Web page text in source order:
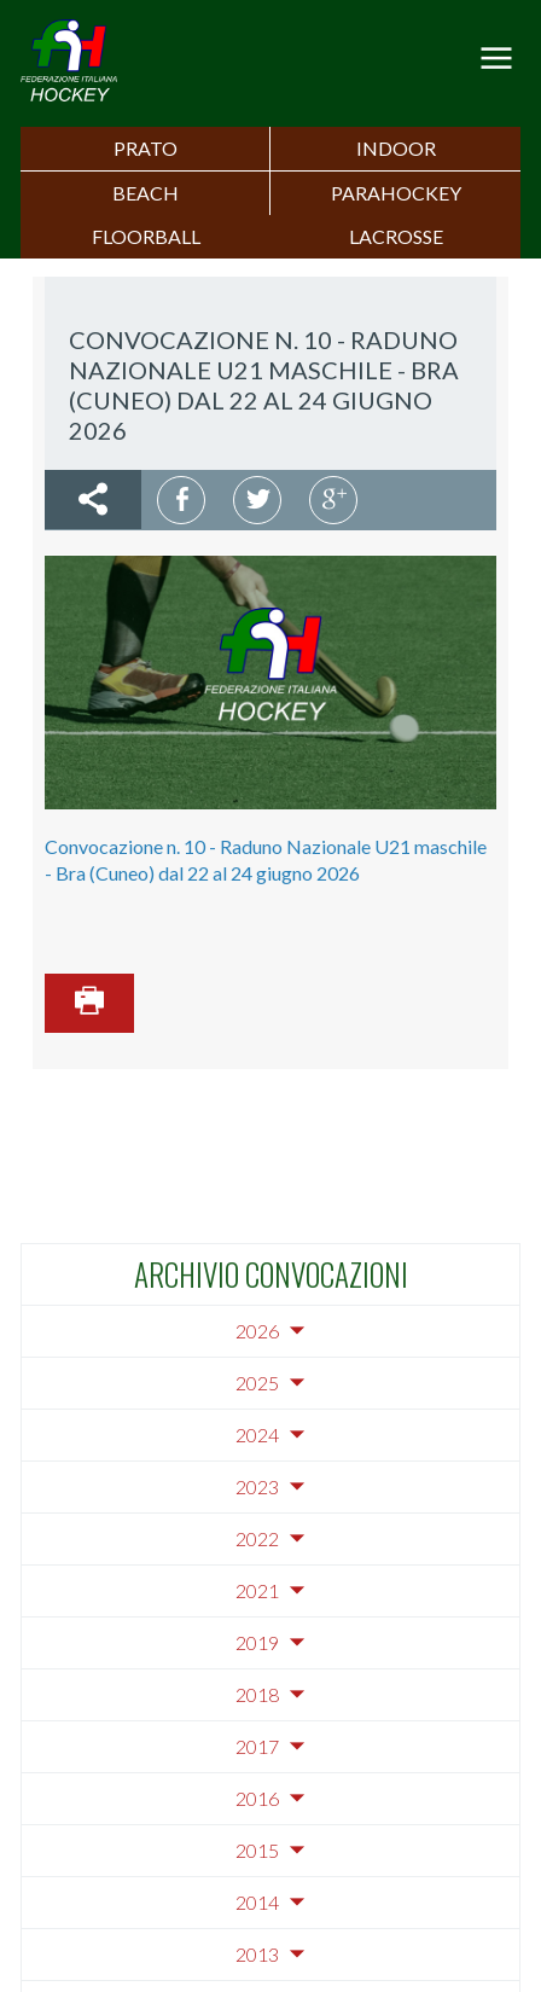
PRATO
INDOOR
BEACH
PARAHOCKEY
FLOORBALL
LACROSSE
CONVOCAZIONE N. 10 - RADUNO
NAZIONALE U21 MASCHILE - BRA
(CUNEO) DAL 22 AL 24 GIUGNO
2026
Convocazione n. 10 - Raduno Nazionale U21 maschile
- Bra (Cuneo) dal 22 al 24 giugno 2026
ARCHIVIO CONVOCAZIONI
2026
2025
2024
2023
2022
2021
2019
2018
2017
2016
2015
2014
2013